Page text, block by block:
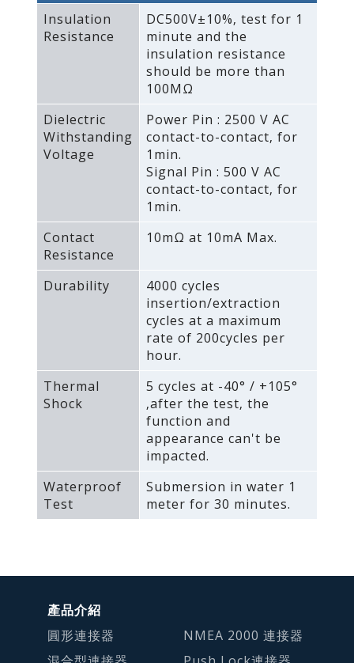
Insulation
Resistance
DC500V±10%‚ test for 1
minute and the
insulation resistance
should be more than
100MΩ
Dielectric
Withstanding
Voltage
Power Pin : 2500 V AC
contact-to-contact‚ for
1min.
Signal Pin : 500 V AC
contact-to-contact‚ for
1min.
Contact
Resistance
10mΩ at 10mA Max.
Durability
4000 cycles
insertion/extraction
cycles at a maximum
rate of 200cycles per
hour.
Thermal
Shock
5 cycles at -40° / +105°
‚after the test‚ the
function and
appearance can't be
impacted.
Waterproof
Test
Submersion in water 1
meter for 30 minutes.
產品介紹
圓形連接器
NMEA 2000 連接器